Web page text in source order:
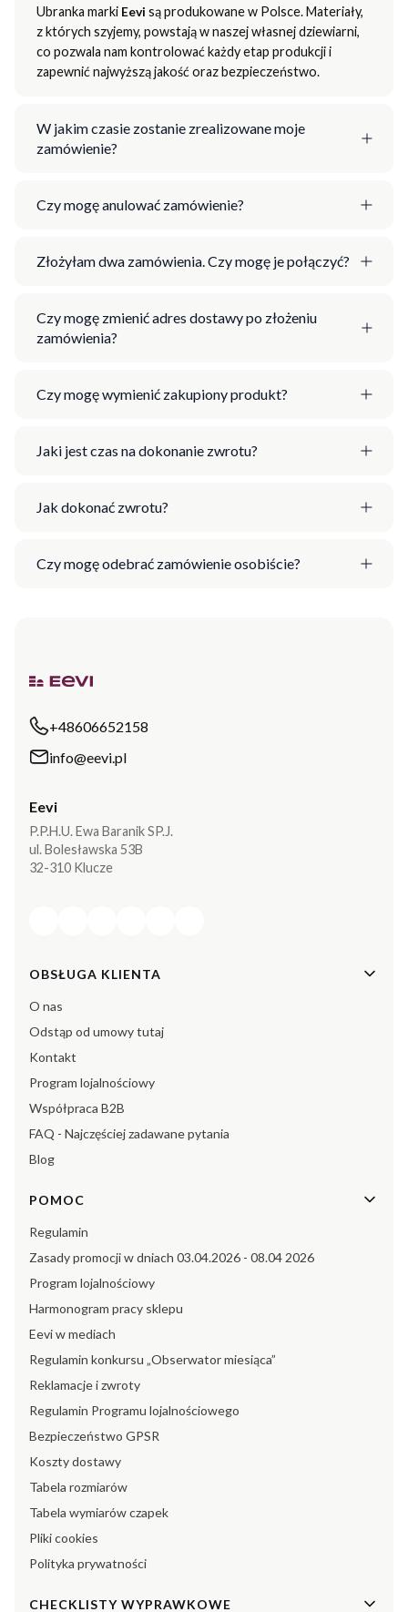
Ubranka marki Eevi są produkowane w Polsce. Materiały,
z których szyjemy, powstają w naszej własnej dziewiarni,
co pozwala nam kontrolować każdy etap produkcji i
zapewnić najwyższą jakość oraz bezpieczeństwo.
W jakim czasie zostanie zrealizowane moje
zamówienie?
Czy mogę anulować zamówienie?
Złożyłam dwa zamówienia. Czy mogę je połączyć?
Czy mogę zmienić adres dostawy po złożeniu
zamówienia?
Czy mogę wymienić zakupiony produkt?
Jaki jest czas na dokonanie zwrotu?
Jak dokonać zwrotu?
Czy mogę odebrać zamówienie osobiście?
+48606652158
info@eevi.pl
Eevi
P.P.H.U. Ewa Baranik SP.J.
ul. Bolesławska 53B
32-310 Klucze
Linki w stopce
OBSŁUGA KLIENTA
O nas
Odstąp od umowy tutaj
Kontakt
Program lojalnościowy
Współpraca B2B
FAQ - Najczęściej zadawane pytania
Blog
POMOC
Regulamin
Zasady promocji w dniach 03.04.2026 - 08.04 2026
Program lojalnościowy
Harmonogram pracy sklepu
Eevi w mediach
Regulamin konkursu „Obserwator miesiąca”
Reklamacje i zwroty
Regulamin Programu lojalnościowego
Bezpieczeństwo GPSR
Koszty dostawy
Tabela rozmiarów
Tabela wymiarów czapek
Pliki cookies
Polityka prywatności
CHECKLISTY WYPRAWKOWE